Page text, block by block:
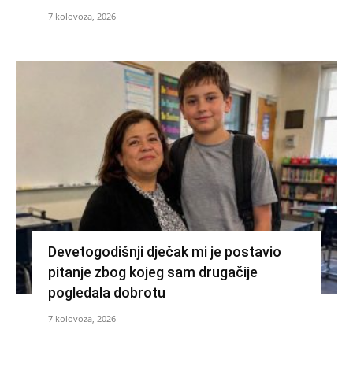
7 kolovoza, 2026
Devetogodišnji dječak mi je postavio
pitanje zbog kojeg sam drugačije
pogledala dobrotu
7 kolovoza, 2026